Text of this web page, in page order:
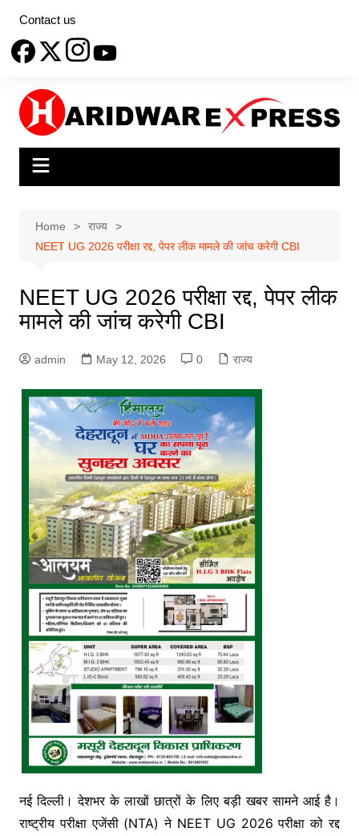
content
Contact us
Home
राज्य
NEET UG 2026 परीक्षा रद्द, पेपर लीक मामले की जांच करेगी CBI
NEET UG 2026 परीक्षा रद्द, पेपर लीक
मामले की जांच करेगी CBI
admin May 12, 2026 0 राज्य
नई दिल्ली। देशभर के लाखों छात्रों के लिए बड़ी खबर सामने आई है।
राष्ट्रीय परीक्षा एजेंसी (NTA) ने NEET UG 2026 परीक्षा को रद्द